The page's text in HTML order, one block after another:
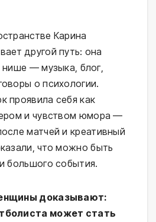
Карина
другой путь: она
— музыка, блог,
о психологии.
проявила себя как
и чувством юмора —
матчей и креативный
что можно быть
большого события.
доказывают:
может стать